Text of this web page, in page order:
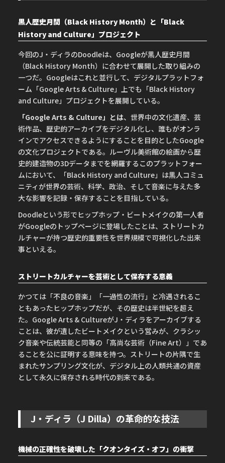
黒人歴史月間（Black History Month）と「Black
History and Culture」プロジェクト
今回のJ・ディラのDoodleは、Googleが黒人歴史月間
（Black History Month）に合わせて展開した取り組みの
一つだ。Googleはこれと並行して、デジタルプラットフォ
ーム「Google Arts & Culture」上でも「Black History
and Culture」プロジェクトを展開している。
「Google Arts & Culture」とは、世界中の文化遺産、芸
術作品、歴史的アーカイブをデジタル化し、誰もがオンラ
インでアクセスできるようにすることを目的としたGoogle
の文化プロジェクトである。ルーヴル美術館の絵画から歴
史的建造物の3Dデータまでを網羅するこのプラットフォー
ムにおいて、「Black History and Culture」は黒人コミュ
ニティが世界の芸術、科学、政治、そして音楽に与えた多
大な影響を記録・保存することを目指している。
Doodleという形でヒップホップ・ビートメイクの第一人者
がGoogleのトップページに登場したことは、ストリートカ
ルチャーが持つ歴史的重要性を世界規模で可視化した出来
事といえる。
ストリートカルチャーを芸術として保存する意義
かつては「不良の音楽」「一過性の流行」と冷遇されるこ
ともあったヒップホップだが、その歴史は半世紀を超え
た。Google Arts & CultureがJ・ディラをアーカイブする
ことは、彼が遺したビートメイクという営みが、クラシッ
ク音楽や伝統芸能と同等の「高尚な芸術（Fine Art）」であ
ることを公に証明する意味を持つ。ストリートの片隅で生
まれたサンプリング文化が、デジタル上の人類共通の資産
として永久に保存される時代の到来である。
J・ディラ（J Dilla）の革命的な技法
機械の正確性を破壊した「クオンタイズ・オフ」の衝撃